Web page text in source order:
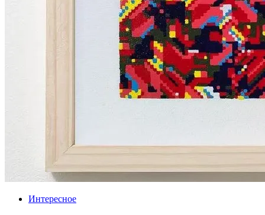
Интересное